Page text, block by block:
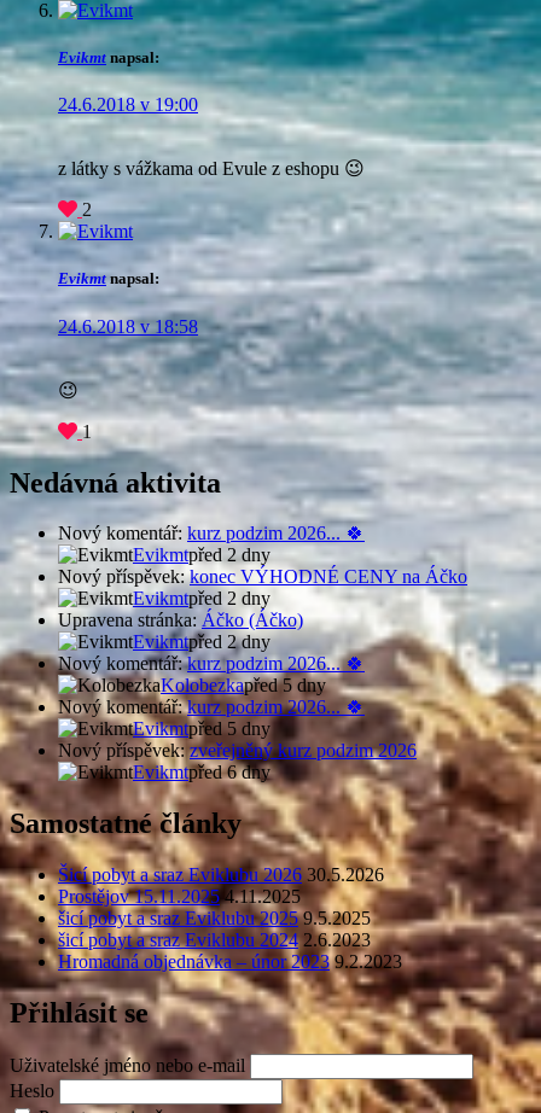
Evikmt napsal:
24.6.2018 v 19:00
z látky s vážkama od Evule z eshopu 😉
2
Evikmt napsal:
24.6.2018 v 18:58
😉
1
Nedávná aktivita
Nový komentář: kurz podzim 2026... 🍀
Evikmtpřed 2 dny
Nový příspěvek:konec VÝHODNÉ CENY na Áčko
Evikmtpřed 2 dny
Upravena stránka: Áčko (Áčko)
Evikmtpřed 2 dny
Nový komentář:kurz podzim 2026... 🍀
Kolobezkapřed 5 dny
Nový komentář:kurz podzim 2026... 🍀
Evikmtpřed 5 dny
Nový příspěvek:zveřejněný kurz podzim 2026
Evikmtpřed 6 dny
Samostatné články
Šicí pobyt a sraz Eviklubu 2026 30.5.2026
Prostějov 15.11.2025 4.11.2025
šicí pobyt a sraz Eviklubu 2025 9.5.2025
šicí pobyt a sraz Eviklubu 2024 2.6.2023
Hromadná objednávka – únor 2023 9.2.2023
Přihlásit se
Uživatelské jméno nebo e-mail
Heslo